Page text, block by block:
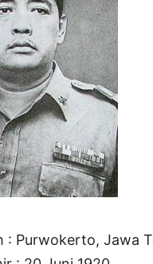
: Purwokerto, Jawa